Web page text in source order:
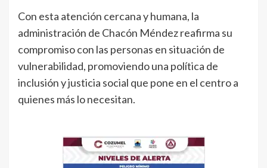
Con esta atención cercana y humana, la
administración de Chacón Méndez reafirma su
compromiso con las personas en situación de
vulnerabilidad, promoviendo una política de
inclusión y justicia social que pone en el centro a
quienes más lo necesitan.